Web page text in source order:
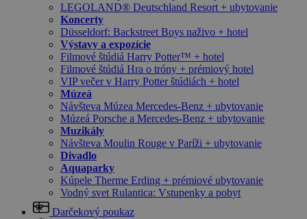
LEGOLAND® Deutschland Resort + ubytovanie
Koncerty
Düsseldorf: Backstreet Boys naživo + hotel
Výstavy a expozície
Filmové štúdiá Harry Potter™ + hotel
Filmové štúdiá Hra o tróny + prémiový hotel
VIP večer v Harry Potter štúdiách + hotel
Múzeá
Návšteva Múzea Mercedes-Benz + ubytovanie
Múzeá Porsche a Mercedes-Benz + ubytovanie
Muzikály
Návšteva Moulin Rouge v Paríži + ubytovanie
Divadlo
Aquaparky
Kúpele Therme Erding + prémiové ubytovanie
Vodný svet Rulantica: Vstupenky a pobyt
Darčekový poukaz